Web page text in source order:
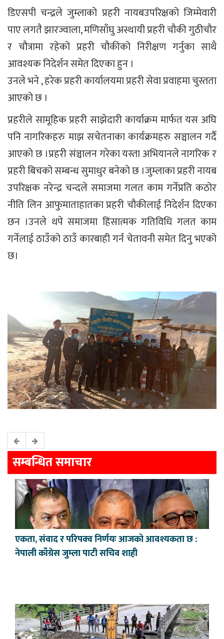
डिएसपी चन्द्रले जुम्लाको प्रहरी नायबउपरिक्षको जिम्मेवारी
पाए लगतै झारज्वाला, मणिसाँघु अस्थायी प्रहरी चौकी गुठीचौर
र चौत्रामा रहेको प्रहरी चौकीको निरीक्षण गर्नुका साथै
आवश्यक निदेर्शन समेत दिएका हुन ।
उनले भने , हरेक प्रहरी कार्यालयमा प्रहरी सेवा प्रवाहमा चुस्तता
आएको छ ।
प्रहरीले सामूहिक प्रहरी साझेदारी कार्याक्रम मार्फत यस अघि
पनि नागरिकहरु माझ सचेतनाका कार्यक्रमहरु सञ्चालन गर्दै
आएको छ ।प्रहरी संञ्चालन गरेका यस्ता अभियानले नागरिक र
प्रहरी बिचको सम्बन्ध सुमाधुर बनेको छ ।जुम्लाका प्रहरी नायब
उपरिक्षक नरेन्द्र चन्दले समाजमा गलत काम गर्नेप्रति कठोर
नीति लिन आफुमाताहातका प्रहरी चौकीलाई निदेर्शन दिएका
छन ।उनले थपे समाजमा हिंसात्मक गतिविधि गलत काम
गर्नेलाई ठाउँको ठाउँ कारबाही गर्न चेतावनी समेत दिनु भएको
छ।
सम्बन्धित समाचार
एकता, संवाद र परिपक्व निर्णयः आजको आवश्यकता छ :
नेपाली काँग्रेस जुम्ला पाटी सचिव शाही